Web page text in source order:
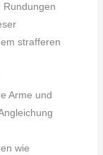
Rundungen
strafferen
Arme und
wie